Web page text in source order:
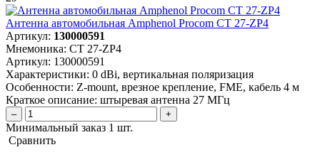
Антенна автомобильная Amphenol Procom CT 27-ZP4
Артикул: 130000591
Мнемоника: CT 27-ZP4
Артикул: 130000591
Характеристики: 0 dBi, вертикальная поляризация
Особенности: Z-mount, врезное крепление, FME, кабель 4 м
Краткое описание: штыревая антенна 27 МГц
– +
Минимальный заказ 1 шт.
Сравнить